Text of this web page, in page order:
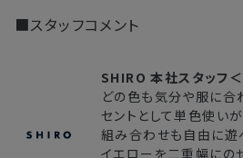
■スタッフコメント
SHIRO 本社スタッフ
どの色も気分や服に合
セントとして単色使い
組み合わせも自由に遊
イエローを二重幅にの